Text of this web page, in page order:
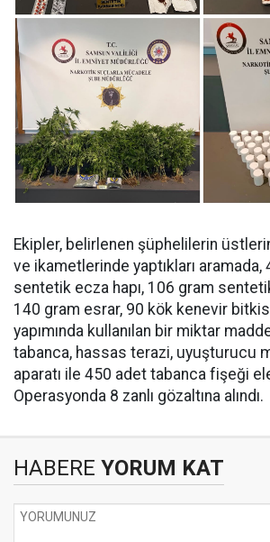
Ekipler, belirlenen şüphelilerin
ve ikametlerinde yaptıkları aramada,
sentetik ecza hapı, 106 gram
140 gram esrar, 90 kök kenevir
yapımında kullanılan bir miktar
tabanca, hassas terazi, uyuşturucu
aparatı ile 450 adet tabanca fişeği
Operasyonda 8 zanlı gözaltına alındı.
HABERE YORUM KAT